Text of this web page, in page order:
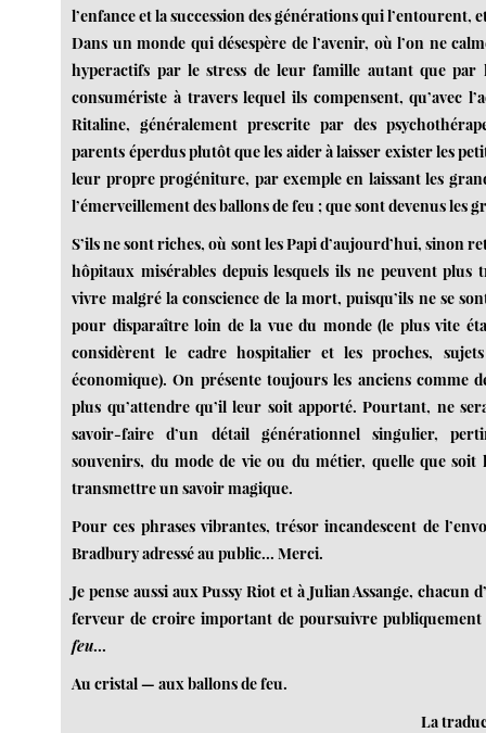
l’enfance et la succession des générations qui l’entourent,
Dans un monde qui désespère de l’avenir, où l’on ne
hyperactifs par le stress de leur famille autant que par
consumériste à travers lequel ils compensent, qu’avec
Ritaline, généralement prescrite par des
parents éperdus plutôt que les aider à laisser exister les
leur propre progéniture, par exemple en laissant les
l’émerveillement des ballons de feu ; que sont devenus les
S’ils ne sont riches, où sont les Papi d’aujourd’hui, sinon
hôpitaux misérables depuis lesquels ils ne peuvent plus
vivre malgré la conscience de la mort, puisqu’ils ne se
pour disparaître loin de la vue du monde (le plus vite
considèrent le cadre hospitalier et les proches,
économique). On présente toujours les anciens comme
plus qu’attendre qu’il leur soit apporté. Pourtant, ne
savoir-faire d’un détail générationnel singulier,
souvenirs, du mode de vie ou du métier, quelle que soit
transmettre un savoir magique.
Pour ces phrases vibrantes, trésor incandescent de
Bradbury adressé au public... Merci.
Je pense aussi aux Pussy Riot et à Julian Assange, chacun
ferveur de croire important de poursuivre publiquement
feu...
Au cristal — aux ballons de feu.
La